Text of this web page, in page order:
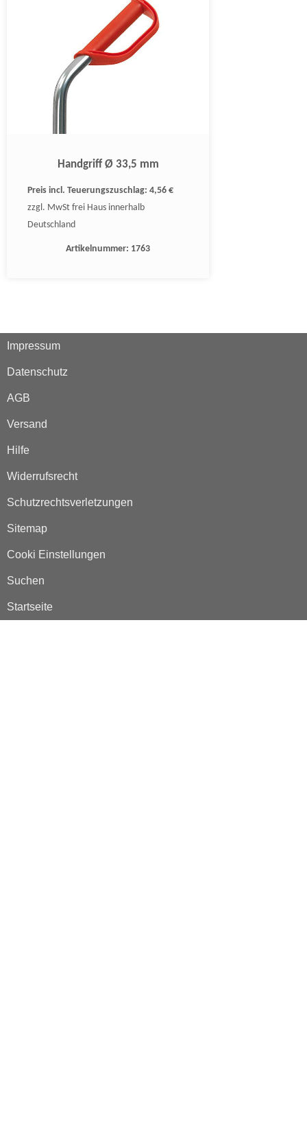
Handgriff Ø 33,5 mm
Preis incl. Teuerungszuschlag: 4,56 €
zzgl. MwSt frei Haus innerhalb
Deutschland
Artikelnummer: 1763
Impressum
Datenschutz
AGB
Versand
Hilfe
Widerrufsrecht
Schutzrechtsverletzungen
Sitemap
Cooki Einstellungen
Suchen
Startseite